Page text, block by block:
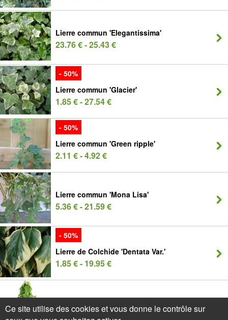
Lierre commun 'Elegantissima'
23.76 € - 25.43 €
- 50%
Lierre commun 'Glacier'
1.85 € - 27.54 €
- 50%
Lierre commun 'Green ripple'
2.11 € - 4.92 €
Lierre commun 'Mona Lisa'
5.36 € - 21.59 €
- 50%
Lierre de Colchide 'Dentata Var.'
1.85 € - 19.95 €
32.41 € - 64.38 €
Ce site utilise des cookies et vous donne le contrôle sur